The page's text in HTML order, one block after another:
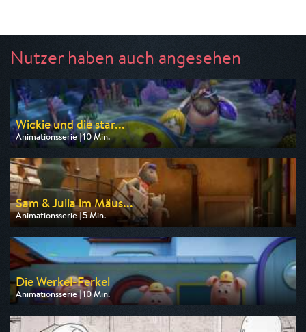
Nutzer haben auch angesehen
Wickie und die star...
Animationsserie | 10 Min.
Ausgestrahlt von ZDF
am 09.08.2026, 07:00
Sam & Julia im Mäus...
Animationsserie | 5 Min.
Ausgestrahlt von ZDF
am 09.08.2026, 06:25
Die Werkel-Ferkel
Animationsserie | 10 Min.
Ausgestrahlt von ZDF
am 09.08.2026, 06:00